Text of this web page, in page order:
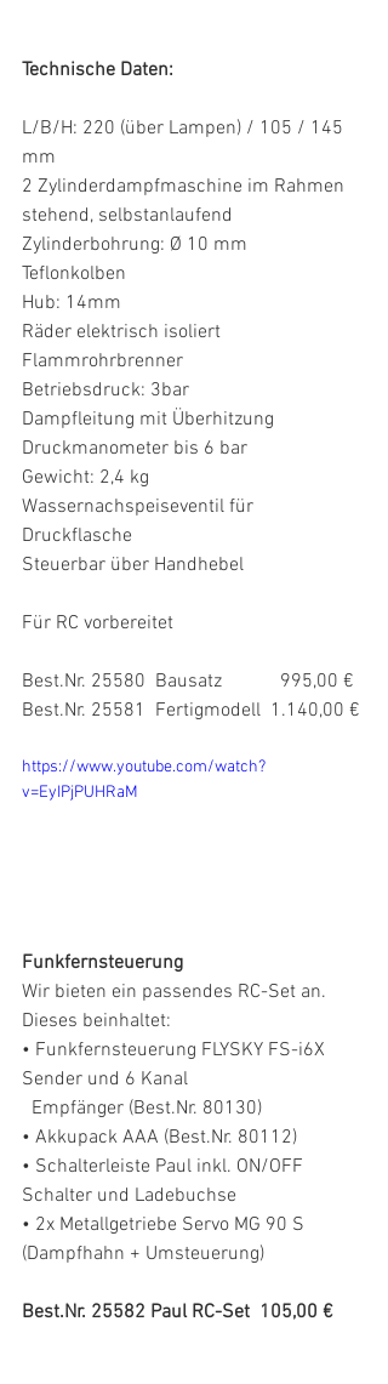
Technische Daten:
L/B/H: 220 (über Lampen) / 105 / 145
mm
2 Zylinderdampfmaschine im Rahmen
stehend, selbstanlaufend
Zylinderbohrung: Ø 10 mm
Teflonkolben
Hub: 14mm
Räder elektrisch isoliert
Flammrohrbrenner
Betriebsdruck: 3bar
Dampfleitung mit Überhitzung
Druckmanometer bis 6 bar
Gewicht: 2,4 kg
Wassernachspeiseventil für
Druckflasche
Steuerbar über Handhebel
Für RC vorbereitet
Best.Nr. 25580  Bausatz            995,00 €
Best.Nr. 25581  Fertigmodell  1.140,00 €
https://www.youtube.com/watch?
v=EyIPjPUHRaM
Funkfernsteuerung
Wir bieten ein passendes RC-Set an.
Dieses beinhaltet:
• Funkfernsteuerung FLYSKY FS-i6X
Sender und 6 Kanal
  Empfänger (Best.Nr. 80130)
• Akkupack AAA (Best.Nr. 80112)
• Schalterleiste Paul inkl. ON/OFF
Schalter und Ladebuchse
• 2x Metallgetriebe Servo MG 90 S
(Dampfhahn + Umsteuerung)
Best.Nr. 25582 Paul RC-Set  105,00 €